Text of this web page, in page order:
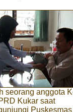
seorang anggota
Kukar saat
Puskesmas